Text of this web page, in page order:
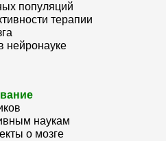
популяций
терапии
нейронауке
наукам
о мозге